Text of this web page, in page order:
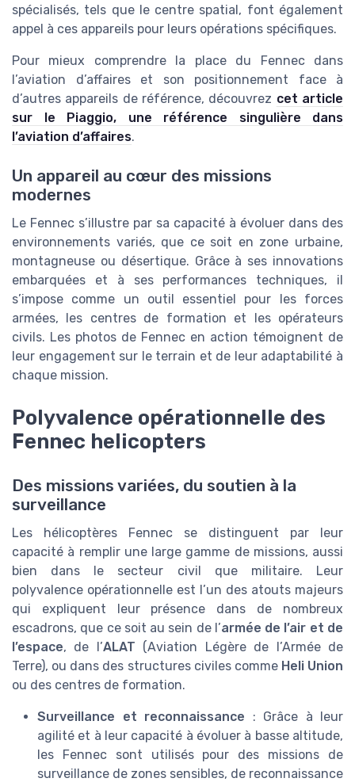
spécialisés, tels que le centre spatial, font également
appel à ces appareils pour leurs opérations spécifiques.
Pour mieux comprendre la place du Fennec dans
l’aviation d’affaires et son positionnement face à
d’autres appareils de référence, découvrez cet article
sur le Piaggio, une référence singulière dans
l’aviation d’affaires.
Un appareil au cœur des missions
modernes
Le Fennec s’illustre par sa capacité à évoluer dans des
environnements variés, que ce soit en zone urbaine,
montagneuse ou désertique. Grâce à ses innovations
embarquées et à ses performances techniques, il
s’impose comme un outil essentiel pour les forces
armées, les centres de formation et les opérateurs
civils. Les photos de Fennec en action témoignent de
leur engagement sur le terrain et de leur adaptabilité à
chaque mission.
Polyvalence opérationnelle des
Fennec helicopters
Des missions variées, du soutien à la
surveillance
Les hélicoptères Fennec se distinguent par leur
capacité à remplir une large gamme de missions, aussi
bien dans le secteur civil que militaire. Leur
polyvalence opérationnelle est l’un des atouts majeurs
qui expliquent leur présence dans de nombreux
escadrons, que ce soit au sein de l’armée de l’air et de
l’espace, de l’ALAT (Aviation Légère de l’Armée de
Terre), ou dans des structures civiles comme Heli Union
ou des centres de formation.
Surveillance et reconnaissance : Grâce à leur
agilité et à leur capacité à évoluer à basse altitude,
les Fennec sont utilisés pour des missions de
surveillance de zones sensibles, de reconnaissance